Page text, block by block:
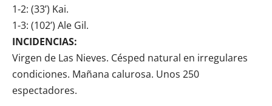
1-2: (33’) Kai.
1-3: (102’) Ale Gil.
INCIDENCIAS:
Virgen de Las Nieves. Césped natural en irregulares
condiciones. Mañana calurosa. Unos 250
espectadores.